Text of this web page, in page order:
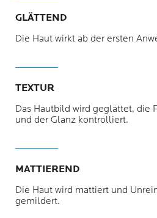
GLÄTTEND
Die Haut wirkt ab der ersten
TEXTUR
Das Hautbild wird geglättet, die
und der Glanz kontrolliert.
MATTIEREND
Die Haut wird mattiert und
gemildert.